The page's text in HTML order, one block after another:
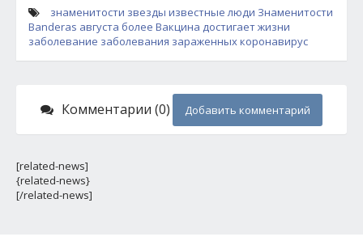
знаменитости звезды известные люди Знаменитости
Banderas августа более Вакцина достигаетжизни
заболевание заболевания зараженныхкоронавирус
Комментарии (0) Добавить комментарий
[related-news]
{related-news}
[/related-news]